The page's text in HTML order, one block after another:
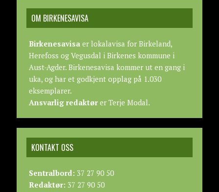
OM BIRKENESAVISA
Birkenesavisaer lokalavisa for Birkeland,
Herefoss og Vegusdal i Birkenes kommune i
Aust-Agder. Birkenesavisa kommer ut en gang i
uka, og har et godkjent opplag på 1.030
eksemplarer.
Ansvarlig redaktører Terje Modal.
KONTAKT OSS
Sentralbord:37 27 90 50
Redaktør:37 27 90 50